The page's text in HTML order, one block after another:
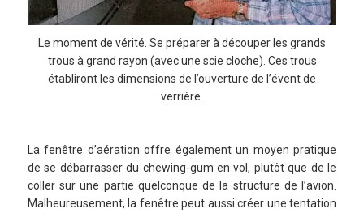
Le moment de vérité. Se préparer à découper les grands
trous à grand rayon (avec une scie cloche). Ces trous
établiront les dimensions de l’ouverture de l’évent de
verrière.
La fenêtre d’aération offre également un moyen pratique
de se débarrasser du chewing-gum en vol, plutôt que de le
coller sur une partie quelconque de la structure de l’avion.
Malheureusement, la fenêtre peut aussi créer une tentation